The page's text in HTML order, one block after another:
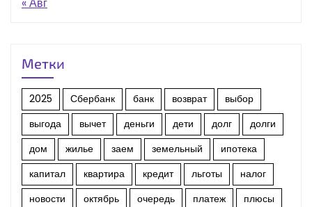
Метки
2025 Сбербанк банк возврат
выбор
выгода
вычет деньги дети долг
долги
дом
жилье заем земельный
ипотека
капитал
квартира кредит льготы
налог
новости
октябрь очередь платеж
плюсы